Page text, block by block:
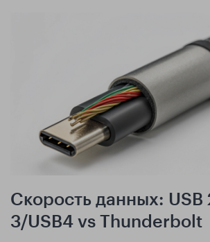
Скорость данных: USB
3/USB4 vs Thunderbolt